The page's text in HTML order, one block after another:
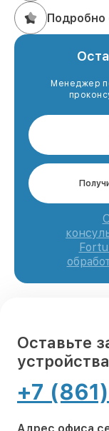
Подробно
Менеджер
Оставьте
+7